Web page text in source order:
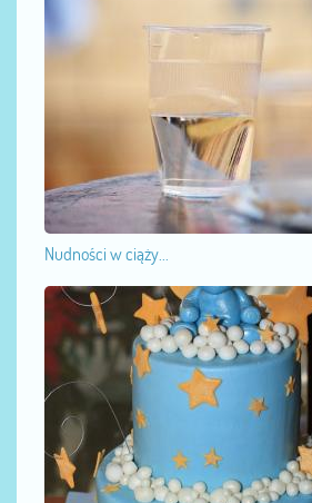
Nudności w ciąży...